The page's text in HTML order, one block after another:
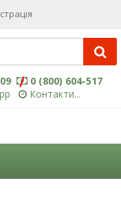
0 (800) 604-517
Контакти...